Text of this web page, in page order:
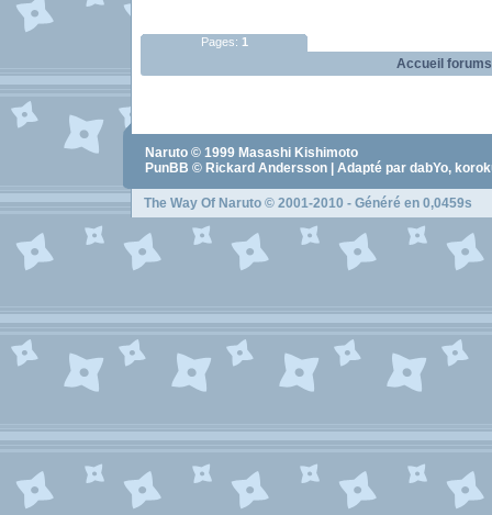
Pages: 1
Accueil forums
Naruto © 1999 Masashi Kishimoto
PunBB © Rickard Andersson | Adapté par dabYo,
The Way Of Naruto © 2001-2010 - Généré en 0,0459s